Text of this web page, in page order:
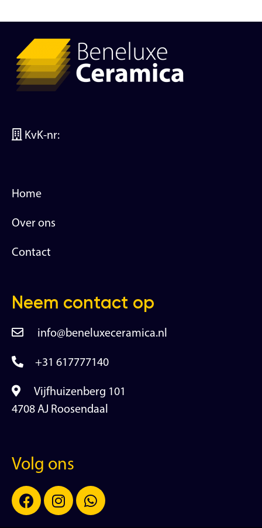
KvK-nr:
Home
Over ons
Contact
Neem contact op
info@beneluxeceramica.nl
+31 617777140
Vijfhuizenberg 101
4708 AJ Roosendaal
Volg ons